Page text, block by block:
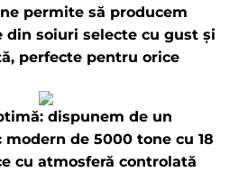
permite să producem
din soiuri selecte cu gust și
perfecte pentru orice
dispunem de un
de 5000 tone cu 18
cu atmosferă controlată